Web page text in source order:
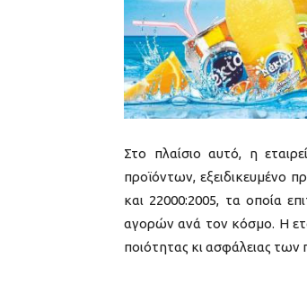
Στο πλαίσιο αυτό, η
προϊόντων, εξειδικευμένο
και 22000:2005, τα οποία
αγορών ανά τον κόσμο. Η
ποιότητας κι ασφάλειας